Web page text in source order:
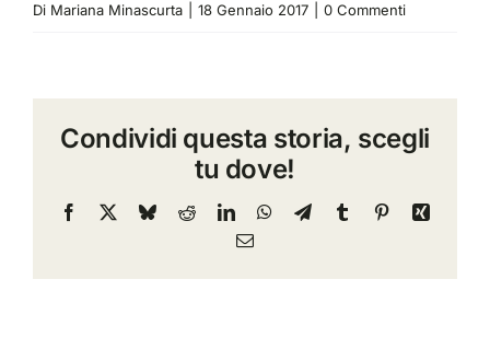
Di Mariana Minascurta 18 Gennaio 2017 0 Commenti
Condividi questa storia, scegli
tu dove!
Facebook BlueskyRedditLinkedInWhatsApp
TelegramTumblr PinterestXing
Email